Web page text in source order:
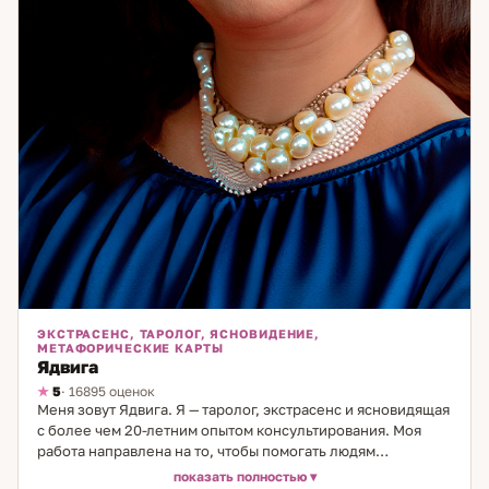
ЭКСТРАСЕНС, ТАРОЛОГ, ЯСНОВИДЕНИЕ,
МЕТАФОРИЧЕСКИЕ КАРТЫ
Ядвига
5· 16895 оценок
Меня зовут Ядвига. Я — таролог, экстрасенс и ясновидящая
с более чем 20-летним опытом консультирования. Моя
работа направлена на то, чтобы помогать людям
разобраться в сложных жизненных ситуациях, особенно
показать полностью